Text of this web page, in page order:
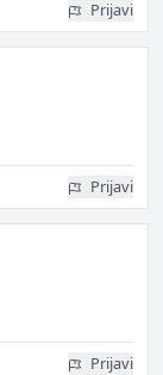
Prijavi
Prijavi
Prijavi